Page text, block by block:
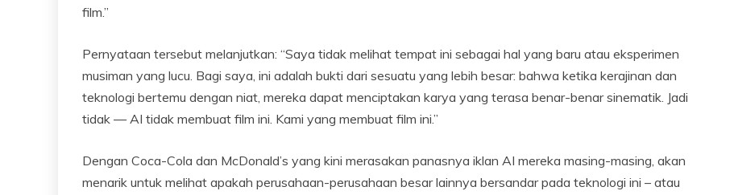
film.”
Pernyataan tersebut melanjutkan: “Saya tidak melihat tempat ini sebagai hal yang baru atau eksperimen
musiman yang lucu. Bagi saya, ini adalah bukti dari sesuatu yang lebih besar: bahwa ketika kerajinan dan
teknologi bertemu dengan niat, mereka dapat menciptakan karya yang terasa benar-benar sinematik. Jadi
tidak — AI tidak membuat film ini. Kami yang membuat film ini.”
Dengan Coca-Cola dan McDonald’s yang kini merasakan panasnya iklan AI mereka masing-masing, akan
menarik untuk melihat apakah perusahaan-perusahaan besar lainnya bersandar pada teknologi ini – atau